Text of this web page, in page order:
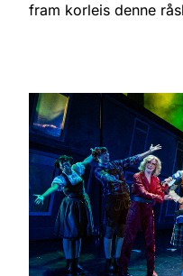
fram korleis denne